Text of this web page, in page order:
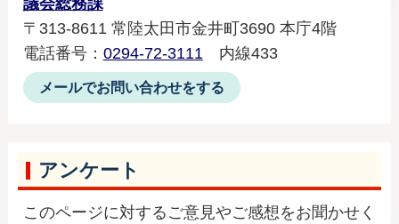
議会総務課
〒313-8611 常陸太田市金井町3690 本庁4階
電話番号： 0294-72-3111内線433
メールでお問い合わせをする
アンケート
このページに対するご意見やご感想をお聞かせく